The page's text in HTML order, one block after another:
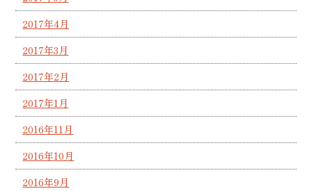
2017年4月
2017年3月
2017年2月
2017年1月
2016年11月
2016年10月
2016年9月